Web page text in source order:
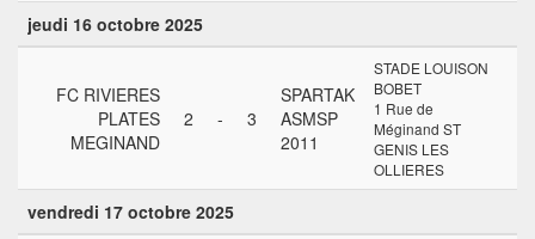
jeudi 16 octobre 2025
FC RIVIERES
PLATES
MEGINAND
2 - 3
SPARTAK
ASMSP
2011
STADE LOUISON
BOBET
1 Rue de
Méginand ST
GENIS LES
OLLIERES
vendredi 17 octobre 2025